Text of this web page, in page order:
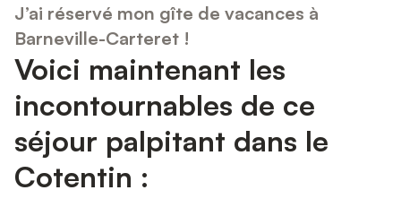
J’ai réservé mon gîte de vacances à
Barneville-Carteret !
Voici maintenant les
incontournables de ce
séjour palpitant dans le
Cotentin :